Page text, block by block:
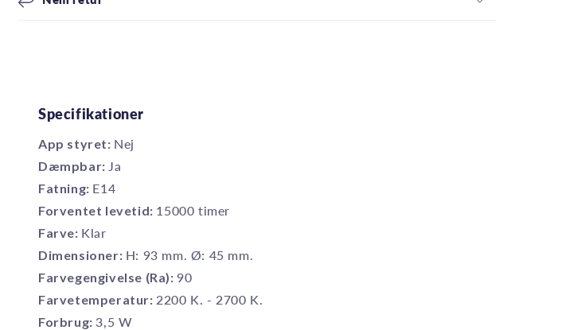
Specifikationer
App styret: Nej
Dæmpbar: Ja
Fatning: E14
Forventet levetid: 15000 timer
Farve: Klar
Dimensioner: H: 93 mm. Ø: 45 mm.
Farvegengivelse (Ra): 90
Farvetemperatur: 2200 K. - 2700 K.
Forbrug:3,5 W